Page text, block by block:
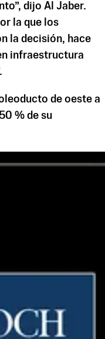
dijo Al Jaber.
la que los
la decisión, hace
infraestructura
de oeste a
% de su